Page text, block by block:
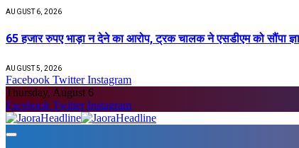
AUGUST 6, 2026
65 हजार रुपए भाड़ा न देने का आरोप, ट्रक चालक ने एसडीएम को सौंपा
AUGUST 5, 2026
Facebook Twitter Instagram
Thursday, August 6
Facebook Twitter Instagram